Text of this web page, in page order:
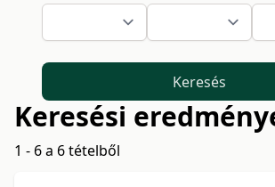
Keresés
Keresési
1 - 6 a 6 tételből